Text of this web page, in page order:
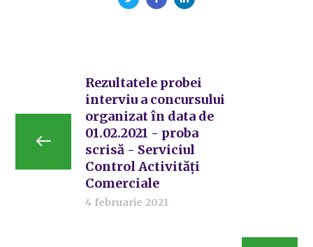
Rezultatele probei
interviu a concursului
organizat în data de
01.02.2021 - proba
scrisă - Serviciul
Control Activități
Comerciale
4 februarie 2021